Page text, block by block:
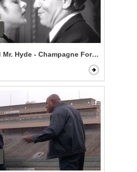
Hyde - Champagne For Mr. Hyde